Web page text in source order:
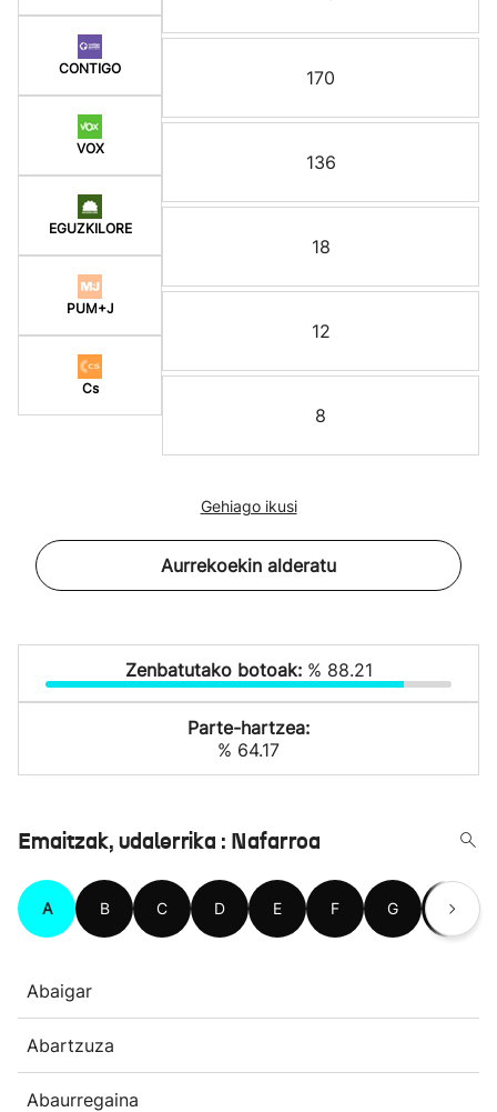
CONTIGO
VOX
EGUZKILORE
PUM+J
Cs
170
136
18
12
8
Gehiago ikusi
Aurrekoekin alderatu
Zenbatutako botoak: % 88.21
Parte-hartzea:
% 64.17
Emaitzak, udalerrika : Nafarroa
A B C D E F G H
Abaigar
Abartzuza
Abaurregaina